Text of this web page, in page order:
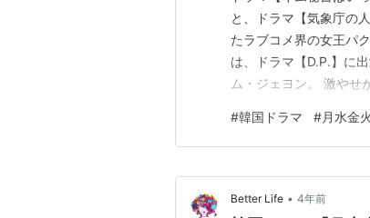
と、ドラマ【気象庁の
たラブコメ界の女王パ
は、ドラマ【D.P.】に
ム・ジェヨン。 激やせ
相関図・キャスト紹介
ドラマ【月水金火木土
#韓国ドラマ #月水金
Better Life • 4年前